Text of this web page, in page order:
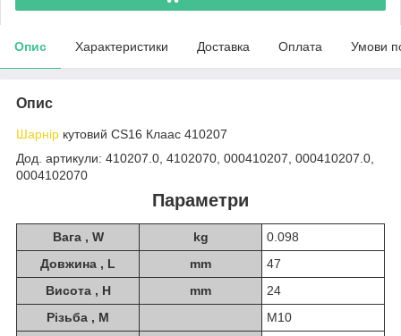
Опис Характеристики Доставка Оплата Умови
Опис
Шарнір кутовий CS16 Клаас 410207
Дод. артикули: 410207.0, 4102070, 000410207, 000410207.0,
0004102070
Параметри
Вага , W kg
0.098
Довжина , L
mm
47
Висота , H
mm
24
Різьба , M
M10